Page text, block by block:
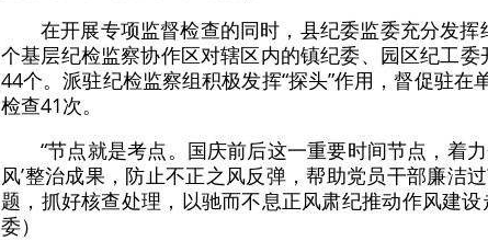
在开展专项监督检查的同时，县纪委监委充分发
个基层纪检监察协作区对辖区内的镇纪委、园区纪工
44个。派驻纪检监察组积极发挥“探头”作用，督促驻
检查41次。
“节点就是考点。国庆前后这一重要时间节点，着
风’整治成果，防止不正之风反弹，帮助党员干部廉洁
题，抓好核查处理，以驰而不息正风肃纪推动作风建
委）